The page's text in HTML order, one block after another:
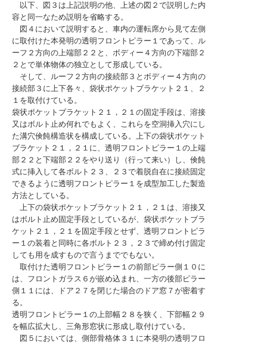
以下、図３は上記説明の他、上述の図２で説明した内
容と同一なため説明を省略する。
図４において説明すると、車内の運転席から見て左側
に取付けた本発明の透明フロントピラー１であって、ル
ーフ２方向の上端部２２と、ボディー４方向の下端部２
２とで単体物体の独立として形成している。
そして、ルーフ２方向の接続部３とボディー４方向の
接続部３に上下各々、袋状ポケットブラケット２１、２
１を取付けている。
袋状ポケットブラケット２１，２１の固定手段は、溶接
又はボルト止め何れでもよく、これらを空洞挿入穴にし
た溝穴倹飩構造状を構成している。上下の袋状ポケット
ブラケット２１，２１に、透明フロントピラー１の上端
部２２と下端部２２をやり送り（行って来い）し、倹飩
式に挿入して各ボルト２３、２３で着脱自在に接続固定
できるように透明フロントピラー１を成型加工した製造
方法としている。
上下の袋状ポケットブラケット２１，２１は、溶接又
はボルト止め固定手段としているが、袋状ポケットブラ
ケット２１，２１を固定手段とせず、透明フロントピラ
ー１の装着と同時に各ボルト２３，２３で締め付け固定
しても用を成すもので言うまででもない。
取付けた透明フロントピラー１の前部ピラー側１０に
は、フロントガラス６が嵌め込まれ、一方の後部ピラー
側１１には、ドア２７を閉じた場合のドア窓７が密着す
る。
透明フロントピラー１の上部幅２８を狭く、下部幅２９
を幅広拡大し、三角形窓状に形成し取付けている。
図５においては、側部骨格体３１に本発明の透明フロ